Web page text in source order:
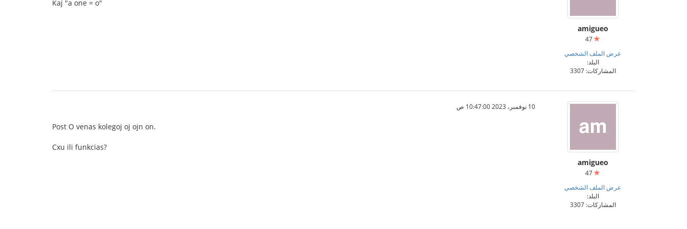
amigueo
عرض الملف الشخصي
البلد:
المشاركات: 3307
Kaj "a one = o"
amigueo
عرض الملف الشخصي
البلد:
المشاركات: 3307
10 نوفمبر، 2023 10:47:00 ص
Post O venas kolegoj oj ojn on.
Cxu ili funkcias?